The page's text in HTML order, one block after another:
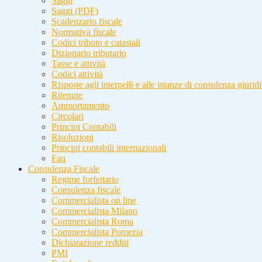
Saggi (PDF)
Scadenzario fiscale
Normativa fiscale
Codici tributo e catastali
Dizionario tributario
Tasse e attività
Codici attività
Risposte agli interpelli e alle istanze di consulenza
Ritenute
Ammortamento
Circolari
Principi Contabili
Risoluzioni
Principi contabili internazionali
Faq
Consulenza Fiscale
Regime forfettario
Consulenza fiscale
Commercialista on line
Commercialista Milano
Commercialista Roma
Commercialista Pomezia
Dichiarazione redditi
PMI